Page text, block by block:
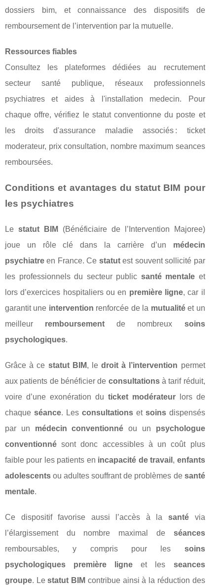
dossiers bim, et connaissance des dispositifs de
remboursement de l’intervention par la mutuelle.
Ressources fiables
Consultez les plateformes dédiées au recrutement
secteur santé publique, réseaux professionnels
psychiatres et aides à l'installation medecin. Pour
chaque offre, vérifiez le statut conventionne du poste et
les droits d'assurance maladie associés : ticket
moderateur, prix consultation, nombre maximum seances
remboursées.
Conditions et avantages du statut BIM pour
les psychiatres
Le statut BIM
(Bénéficiaire de l’Intervention Majoree)
joue un rôle clé dans la carrière d’un médecin
psychiatre en France. Ce statutest souvent sollicité par
les professionnels du secteur public santé mentale et
lors d’exercices hospitaliers ou en première ligne, car il
garantit une intervention renforcée de la mutualitéet un
meilleur remboursement de nombreux soins
psychologiques.
Grâce à ce statut BIM, ledroit à l’intervention permet
aux patients de bénéficier de consultationsà tarif réduit,
voire d’une exonération du ticket modérateurlors de
chaque séance. Les consultationset soinsdispensés
par un médecin conventionné ou un psychologue
conventionné sont donc accessibles à un coût plus
faible pour les patients en incapacité de travail , enfants
adolescents ou adultes souffrant de problèmes de santé
mentale.
Ce dispositif favorise aussi l’accès à lasanté via
l’élargissement du nombre maximal de séances
remboursables, y compris pour les soins
psychologiques première ligne et les seances
groupe. Lestatut BIM contribue ainsi à la réduction des